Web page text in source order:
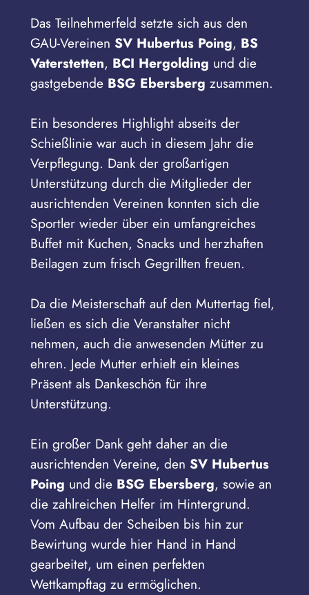
Das Teilnehmerfeld setzte sich aus den
GAU-Vereinen SV Hubertus Poing, BS
Vaterstetten, BCI Hergolding und die
gastgebende BSG Ebersberg zusammen.
Ein besonderes Highlight abseits der
Schießlinie war auch in diesem Jahr die
Verpflegung. Dank der großartigen
Unterstützung durch die Mitglieder der
ausrichtenden Vereinen konnten sich die
Sportler wieder über ein umfangreiches
Buffet mit Kuchen, Snacks und herzhaften
Beilagen zum frisch Gegrillten freuen.
Da die Meisterschaft auf den Muttertag fiel,
ließen es sich die Veranstalter nicht
nehmen, auch die anwesenden Mütter zu
ehren. Jede Mutter erhielt ein kleines
Präsent als Dankeschön für ihre
Unterstützung.
Ein großer Dank geht daher an die
ausrichtenden Vereine, den SV Hubertus
Poing und die BSG Ebersberg, sowie an
die zahlreichen Helfer im Hintergrund.
Vom Aufbau der Scheiben bis hin zur
Bewirtung wurde hier Hand in Hand
gearbeitet, um einen perfekten
Wettkampftag zu ermöglichen.